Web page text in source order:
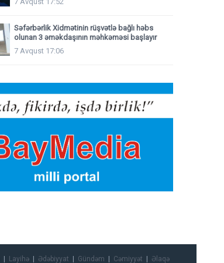
Səfərbərlik Xidmətinin rüşvətlə bağlı həbs
olunan 3 əməkdaşının məhkəməsi başlayır
7 Avqust 17:06
Layihə Ədəbiyyat Gündəm Cəmiyyət Əlaqə